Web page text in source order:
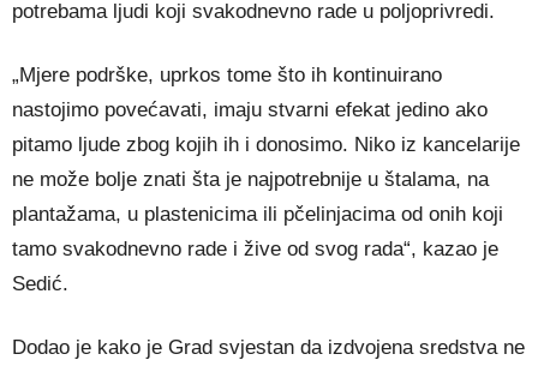
potrebama ljudi koji svakodnevno rade u poljoprivredi.
„Mjere podrške, uprkos tome što ih kontinuirano
nastojimo povećavati, imaju stvarni efekat jedino ako
pitamo ljude zbog kojih ih i donosimo. Niko iz kancelarije
ne može bolje znati šta je najpotrebnije u štalama, na
plantažama, u plastenicima ili pčelinjacima od onih koji
tamo svakodnevno rade i žive od svog rada“, kazao je
Sedić.
Dodao je kako je Grad svjestan da izdvojena sredstva ne